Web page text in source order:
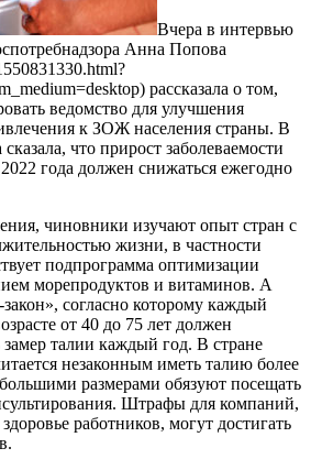
Вчера в интервью
Анна Попова
рассказала о том,
ведомство для улучшения
к ЗОЖ населения страны. В
что прирост заболеваемости
года должен снижаться ежегодно
чиновники изучают опыт стран с
жизни, в частности
подпрограмма оптимизации
морепродуктов и витаминов. А
согласно которому каждый
от 40 до 75 лет должен
замер талии каждый год. В стране
незаконным иметь талию более
размерами обязуют посещать
Штрафы для компаний,
работников, могут достигать